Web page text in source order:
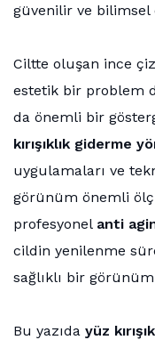
güvenilir ve bilimsel
Ciltte oluşan ince
estetik bir problem
da önemli bir
kırışıklık giderme
uygulamaları ve
görünüm önemli
profesyonel anti
cildin yenilenme
sağlıklı bir
Bu yazıda yüz